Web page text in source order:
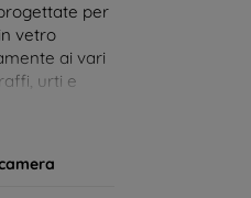
per
vetro
ai vari
urti e